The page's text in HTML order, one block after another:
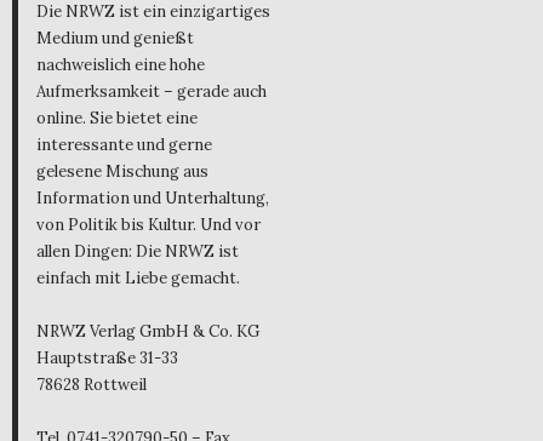
Die NRWZ ist ein einzigartiges
Medium und genießt
nachweislich eine hohe
Aufmerksamkeit – gerade auch
online. Sie bietet eine
interessante und gerne
gelesene Mischung aus
Information und Unterhaltung,
von Politik bis Kultur. Und vor
allen Dingen: Die NRWZ ist
einfach mit Liebe gemacht.
NRWZ Verlag GmbH & Co. KG
Hauptstraße 31-33
78628 Rottweil